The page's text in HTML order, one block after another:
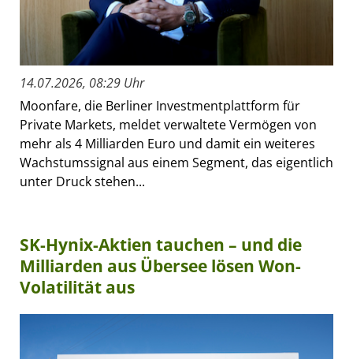
14.07.2026, 08:29 Uhr
Moonfare, die Berliner Investmentplattform für
Private Markets, meldet verwaltete Vermögen von
mehr als 4 Milliarden Euro und damit ein weiteres
Wachstumssignal aus einem Segment, das eigentlich
unter Druck stehen...
SK-Hynix-Aktien tauchen – und die
Milliarden aus Übersee lösen Won-
Volatilität aus